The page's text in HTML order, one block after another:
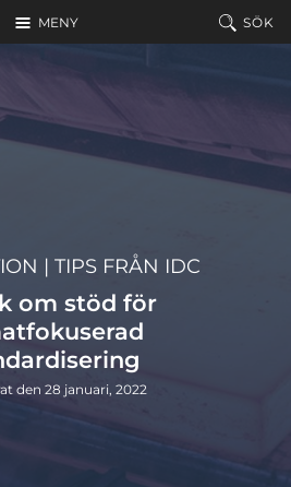
MENY SÖK
| TIPS FRÅN IDC
om stöd för
den 28 januari, 2022